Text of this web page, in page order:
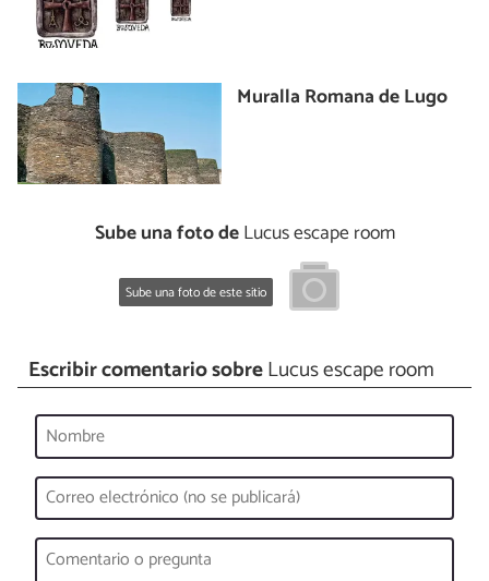
Muralla Romana de Lugo
Sube una foto deLucus escape room
Sube una foto de este sitio
Escribir comentario sobreLucus escape room